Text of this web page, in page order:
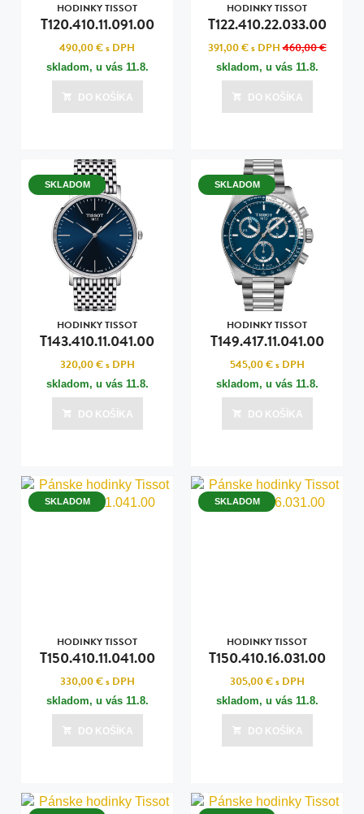
HODINKY TISSOT
T120.410.11.091.00
490,00 €s DPH
skladom, u vás 11.8.
DO KOŠÍKA
HODINKY TISSOT
T122.410.22.033.00
391,00 €s DPH460,00 €
skladom, u vás 11.8.
DO KOŠÍKA
SKLADOM
HODINKY TISSOT
T143.410.11.041.00
320,00 €s DPH
skladom, u vás 11.8.
DO KOŠÍKA
SKLADOM
HODINKY TISSOT
T149.417.11.041.00
545,00 €s DPH
skladom, u vás 11.8.
DO KOŠÍKA
SKLADOM
HODINKY TISSOT
T150.410.11.041.00
330,00 €s DPH
skladom, u vás 11.8.
DO KOŠÍKA
SKLADOM
HODINKY TISSOT
T150.410.16.031.00
305,00 €s DPH
skladom, u vás 11.8.
DO KOŠÍKA